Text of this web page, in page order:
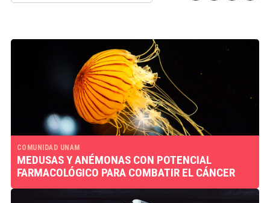
COMUNIDAD UNAM
MEDUSAS Y ANÉMONAS CON POTENCIAL
FARMACOLÓGICO PARA COMBATIR EL CÁNCER